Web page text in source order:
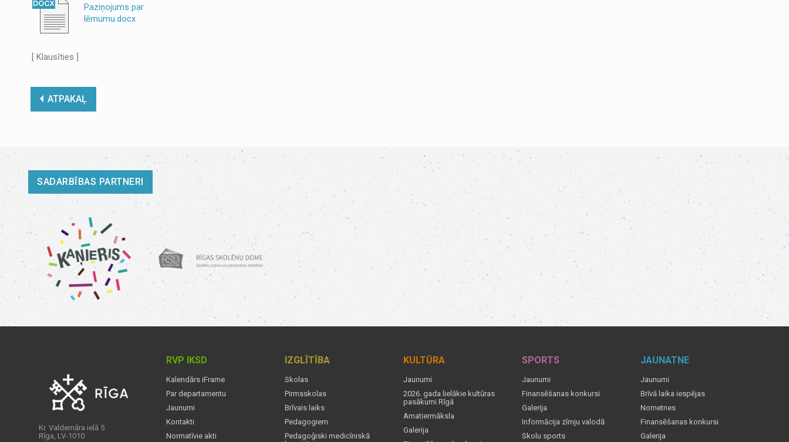
Paziņojums par
lēmumu.docx
[ Klausīties ]
ATPAKAĻ
SADARBĪBAS PARTNERI
Kr. Valdemāra ielā 5
Rīga, LV-1010
RVP IKSD
Kalendārs iFrame
Par departamentu
Jaunumi
Kontakti
Normatīvie akti
IZGLĪTĪBA
Skolas
Pirmsskolas
Brīvais laiks
Pedagogiem
Pedagoģiski medicīniskā
KULTŪRA
Jaunumi
2026. gada lielākie kultūras
pasākumi Rīgā
Amatiermāksla
Galerija
SPORTS
Jaunumi
Finansēšanas konkursi
Galerija
Informācija zīmju valodā
Skolu sports
JAUNATNE
Jaunumi
Brīvā laika iespējas
Nometnes
Finansēšanas konkursi
Galerija